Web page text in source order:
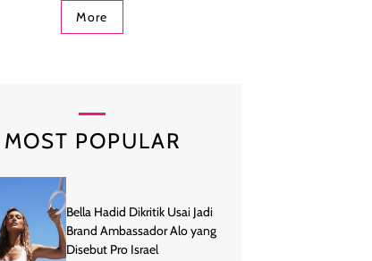
More
MOST POPULAR
Bella Hadid Dikritik Usai Jadi
Brand Ambassador Alo yang
Disebut Pro Israel